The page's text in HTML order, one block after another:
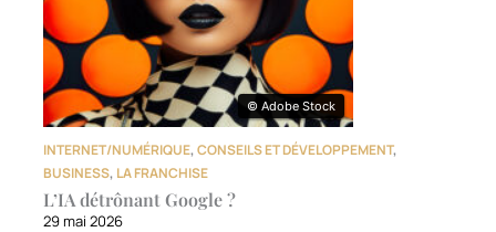
© Adobe Stock
© Adobe Stock
INTERNET/NUMÉRIQUE,CONSEILS ET DÉVELOPPEMENT,
BUSINESS, LA FRANCHISE
L’IA détrônant Google ?
29 mai 2026